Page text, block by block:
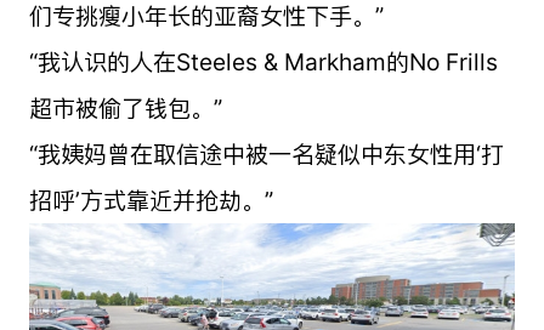
们专挑瘦小年长的亚裔女性下手。”
“我认识的人在Steeles & Markham的No Frills
超市被偷了钱包。”
“我姨妈曾在取信途中被一名疑似中东女性用‘打
招呼’方式靠近并抢劫。”